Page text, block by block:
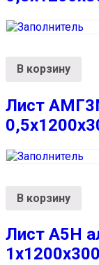
В корзину
Лист
В корзину
Лист А5Н